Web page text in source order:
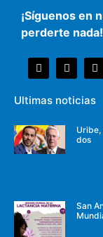
¡Síguenos en
perderte nada!
Ultimas noticias
dos
San